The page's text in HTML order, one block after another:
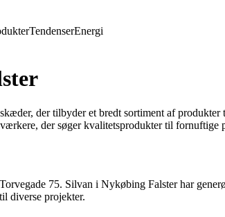
TendenserEnergi
der tilbyder et bredt sortiment af
der søger kvalitetsprodukter til fornuftige
75. Silvan i Nykøbing Falster har
diverse projekter.